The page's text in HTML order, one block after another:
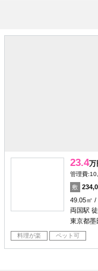
23.4万
管理費
敷
49.05㎡
両国駅
東京都墨
料理が楽 ペット可